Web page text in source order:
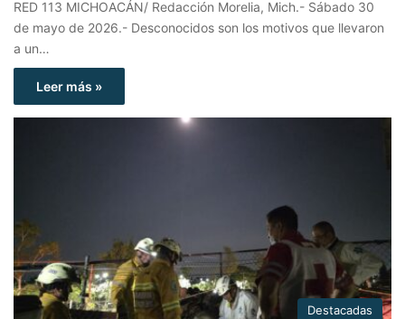
RED 113 MICHOACÁN/ Redacción Morelia, Mich.- Sábado 30
de mayo de 2026.- Desconocidos son los motivos que llevaron
a un…
Leer más »
Destacadas